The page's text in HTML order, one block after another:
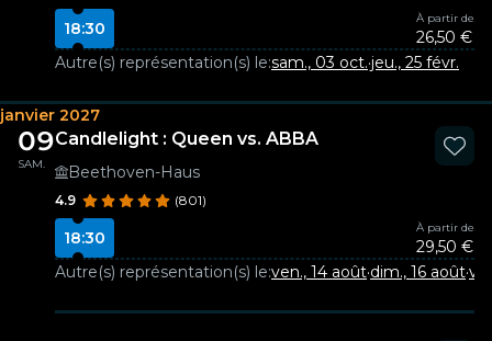
18:30
À partir de
26,50 €
Autre(s) représentation(s) le:sam., 03 oct.·jeu., 25 févr.
janvier 2027
09
SAM.
Candlelight : Queen vs. ABBA
Beethoven-Haus
4.9 (801)
18:30
À partir de
29,50 €
Autre(s) représentation(s) le:ven., 14 août·dim., 16 août·